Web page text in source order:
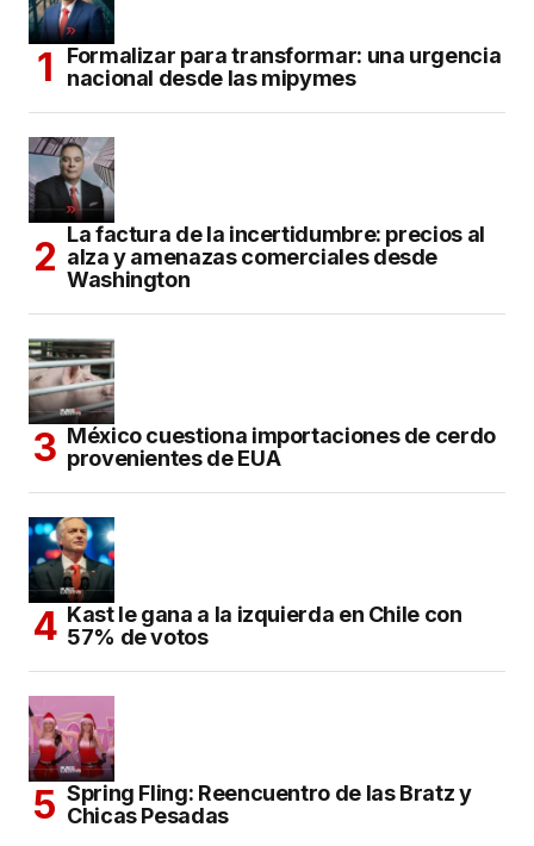
Formalizar para transformar: una urgencia
nacional desde las mipymes
La factura de la incertidumbre: precios al
alza y amenazas comerciales desde
Washington
México cuestiona importaciones de cerdo
provenientes de EUA
Kast le gana a la izquierda en Chile con
57% de votos
Spring Fling: Reencuentro de las Bratz y
Chicas Pesadas